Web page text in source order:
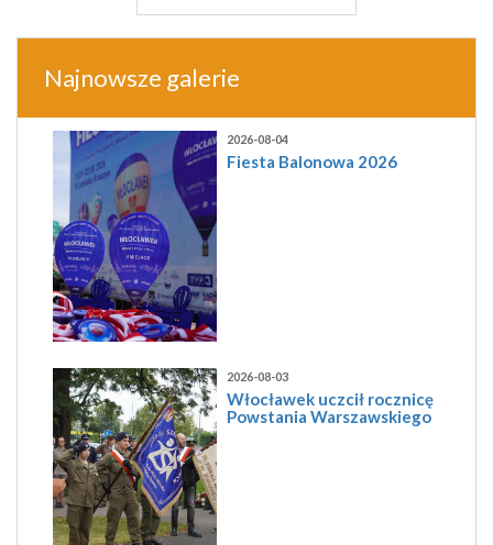
Najnowsze galerie
2026-08-04
Fiesta Balonowa 2026
2026-08-03
Włocławek uczcił rocznicę
Powstania Warszawskiego